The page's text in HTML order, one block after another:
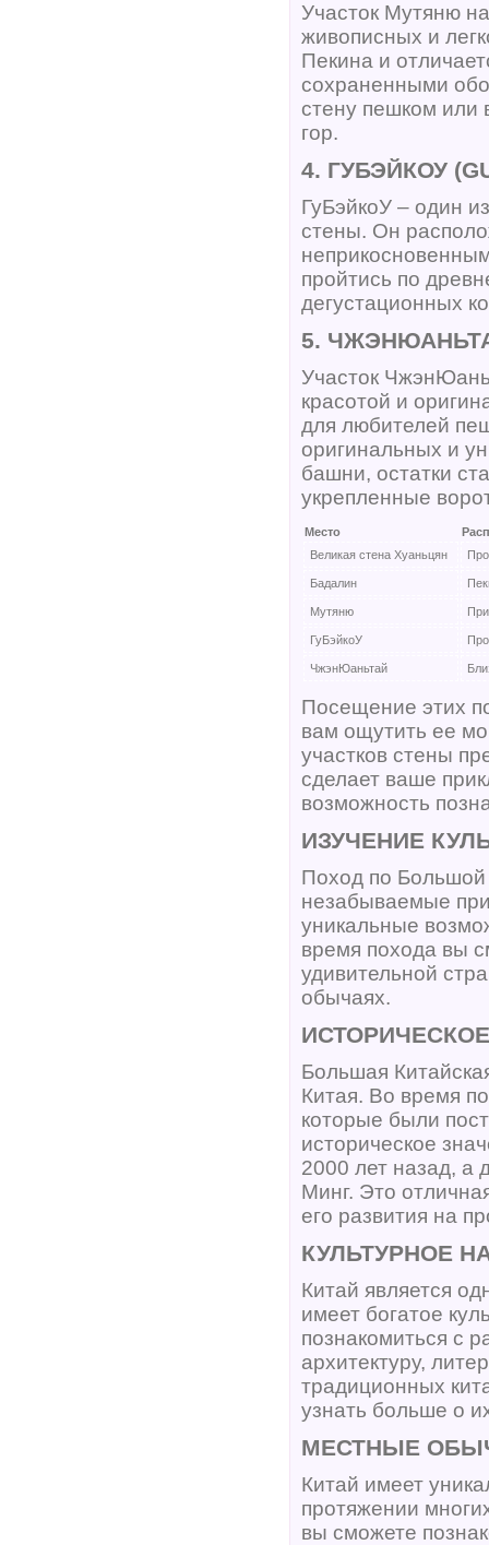
Участок Мутяню
живописных и
Пекина и
сохраненными
стену пешком или
гор.
4. ГУБЭЙКОУ
ГуБэйкоУ – один
стены. Он
пройтись по
дегустационных
5.
Участок
красотой и
для любителей
оригинальных и
башни, остатки
укрепленные
Место
Великая стена Хуаньцян
Бадалин
Мутяню
ГуБэйкоУ
ЧжэнЮаньтай
Посещение этих
вам ощутить ее
участков стены
сделает ваше
возможность
ИЗУЧЕНИЕ
Поход по Большой
незабываемые
уникальные
время похода вы
удивительной
обычаях.
Большая
Китая. Во время
которые были
историческое
2000 лет назад, а
Минг. Это
его развития на
КУЛЬТУРНОЕ
Китай является
имеет богатое
познакомиться с
архитектуру,
традиционных
узнать больше о
МЕСТНЫЕ
Китай имеет
протяжении
вы сможете